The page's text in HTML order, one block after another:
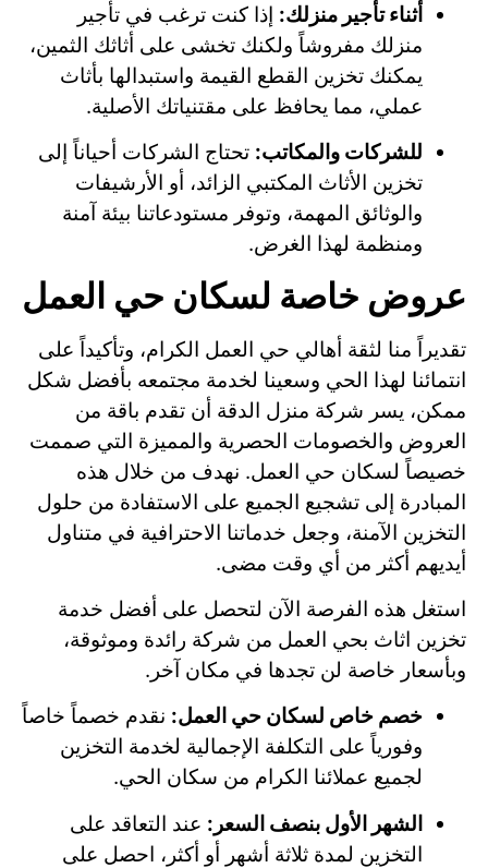
أثناء تأجير منزلك: إذا كنت ترغب في تأجير
منزلك مفروشاً ولكنك تخشى على أثاثك الثمين،
يمكنك تخزين القطع القيمة واستبدالها بأثاث
عملي، مما يحافظ على مقتنياتك الأصلية.
للشركات والمكاتب: تحتاج الشركات أحياناً إلى
تخزين الأثاث المكتبي الزائد، أو الأرشيفات
والوثائق المهمة، وتوفر مستودعاتنا بيئة آمنة
ومنظمة لهذا الغرض.
عروض خاصة لسكان حي العمل
تقديراً منا لثقة أهالي حي العمل الكرام، وتأكيداً على
انتمائنا لهذا الحي وسعينا لخدمة مجتمعه بأفضل شكل
ممكن، يسر شركة منزل الدقة أن تقدم باقة من
العروض والخصومات الحصرية والمميزة التي صممت
خصيصاً لسكان حي العمل. نهدف من خلال هذه
المبادرة إلى تشجيع الجميع على الاستفادة من حلول
التخزين الآمنة، وجعل خدماتنا الاحترافية في متناول
أيديهم أكثر من أي وقت مضى.
استغل هذه الفرصة الآن لتحصل على أفضل خدمة
تخزين اثاث بحي العمل من شركة رائدة وموثوقة،
وبأسعار خاصة لن تجدها في مكان آخر.
خصم خاص لسكان حي العمل: نقدم خصماً خاصاً
وفورياً على التكلفة الإجمالية لخدمة التخزين
لجميع عملائنا الكرام من سكان الحي.
الشهر الأول بنصف السعر: عند التعاقد على
التخزين لمدة ثلاثة أشهر أو أكثر، احصل على